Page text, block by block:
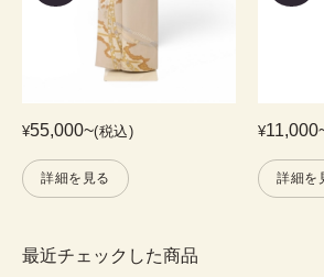
¥55,000~(税込)
詳細を見る
¥11,000
詳細を
最近チェックした商品